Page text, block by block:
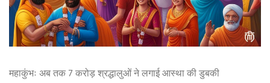
महाकुंभः अब तक 7 करोड़ श्रद्धालुओं ने लगाई आस्था की डुबकी